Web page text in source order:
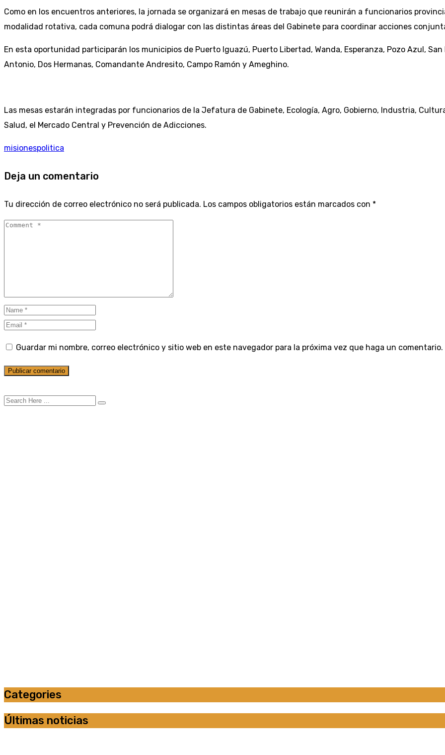
Como en los encuentros anteriores, la jornada se organizará en mesas de trabajo que reunirán a funcionarios
modalidad rotativa, cada comuna podrá dialogar con las distintas áreas del Gabinete para coordinar acciones
En esta oportunidad participarán los municipios de Puerto Iguazú, Puerto Libertad, Wanda, Esperanza, Pozo Azul,
Antonio, Dos Hermanas, Comandante Andresito, Campo Ramón y Ameghino.
Las mesas estarán integradas por funcionarios de la Jefatura de Gabinete, Ecología, Agro, Gobierno, Industria,
Salud, el Mercado Central y Prevención de Adicciones.
misionespolitica
Deja un comentario
Tu dirección de correo electrónico no será publicada. Los campos obligatorios están marcados con *
Guardar mi nombre, correo electrónico y sitio web en este navegador para la próxima vez que haga un comentario.
Categories
Últimas noticias